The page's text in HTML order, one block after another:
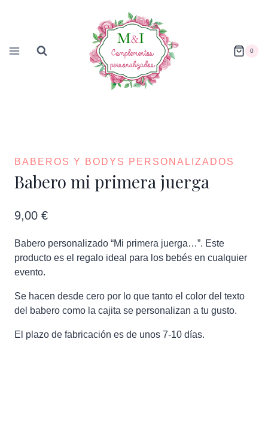
0
BABEROS Y BODYS PERSONALIZADOS
Babero mi primera juerga
9,00 €
Babero personalizado “Mi primera juerga…”. Este
producto es el regalo ideal para los bebés en cualquier
evento.
Se hacen desde cero por lo que tanto el color del texto
del babero como la cajita se personalizan a tu gusto.
El plazo de fabricación es de unos 7-10 días.